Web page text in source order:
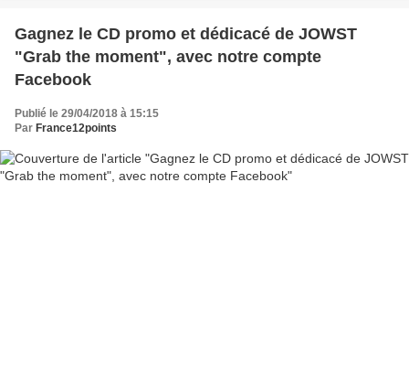
Gagnez le CD promo et dédicacé de JOWST
"Grab the moment", avec notre compte
Facebook
Publié le 29/04/2018 à 15:15
Par France12points